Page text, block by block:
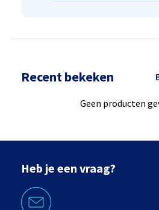
Recent bekeken
Geen producten
Heb je een vraag?